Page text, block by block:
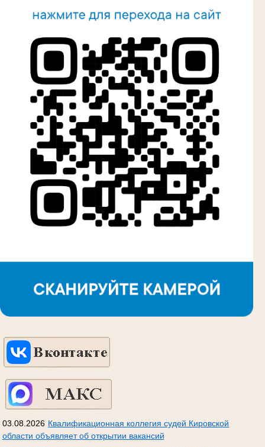
03.08.2026 Квалификационная коллегия судей Кировской
области объявляет об открытии вакансий